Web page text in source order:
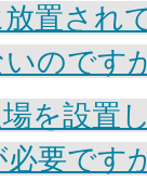
置され
のです
を設置
要です